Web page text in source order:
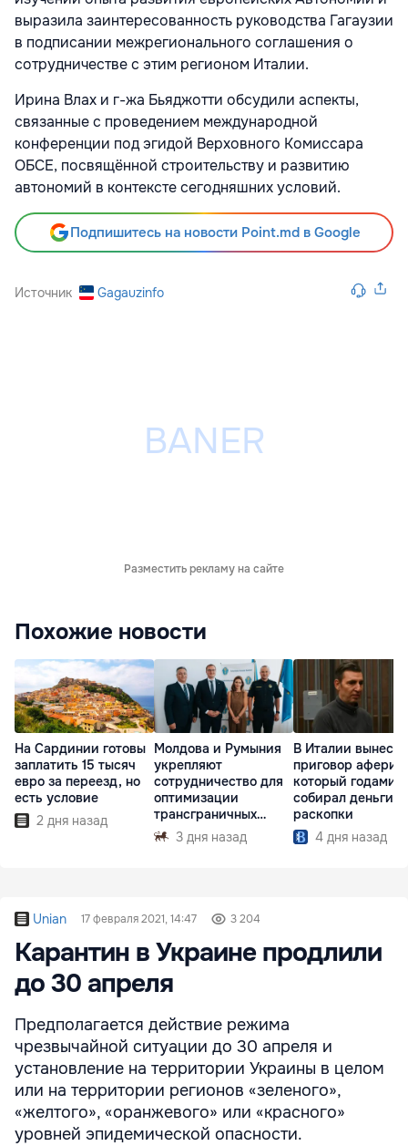
выразила заинтересованность руководства Гагаузии
в подписании межрегионального соглашения о
сотрудничестве с этим регионом Италии.
Ирина Влах и г-жа Бьяджотти обсудили аспекты,
связанные с проведением международной
конференции под эгидой Верховного Комиссара
ОБСЕ, посвящённой строительству и развитию
автономий в контексте сегодняшних условий.
Подпишитесь на новости Point.md в Google
Источник Gagauzinfo
Разместить рекламу на сайте
Похожие новости
На Сардинии готовы
заплатить 15 тысяч
евро за переезд, но
есть условие
2 дня назад
Молдова и Румыния
укрепляют
сотрудничество для
оптимизации
трансграничных
перевозок
3 дня назад
В Италии вынесли
приговор
который годами
собирал деньги
раскопки
4 дня назад
Unian 17 февраля 2021, 14:47 3 204
Карантин в Украине продлили
до 30 апреля
Предполагается действие режима
чрезвычайной ситуации до 30 апреля и
установление на территории Украины в целом
или на территории регионов «зеленого»,
«желтого», «оранжевого» или «красного»
уровней эпидемической опасности.